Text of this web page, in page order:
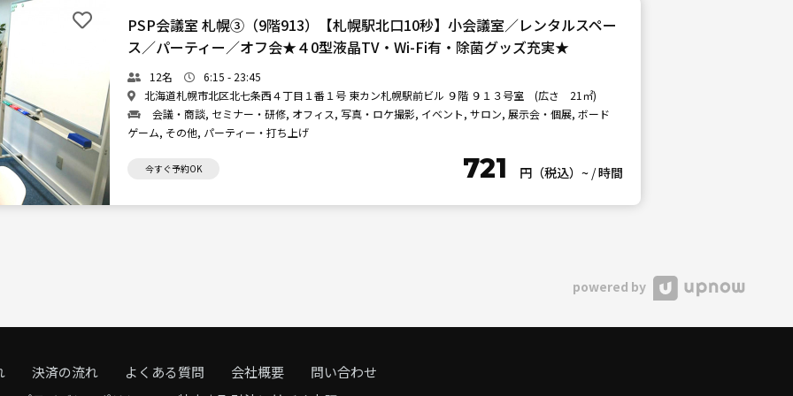
PSP会議室 札幌③（9階913）【札幌駅北口10秒】小会議室／レンタルスペー
ス／パーティー／オフ会★４0型液晶TV・Wi-Fi有・除菌グッズ充実★
12名
6:15 - 23:45
北海道札幌市北区北七条西４丁目１番１号 東カン札幌駅前ビル ９階 ９１３号室 (広さ 21㎡)
会議・商談, セミナー・研修, オフィス, 写真・ロケ撮影, イベント, サロン, 展示会・個展, ボード
ゲーム, その他, パーティー・打ち上げ
今すぐ予約OK 721 円（税込）~ /時間
powered by
決済の流れ よくある質問 会社概要
問い合わせ